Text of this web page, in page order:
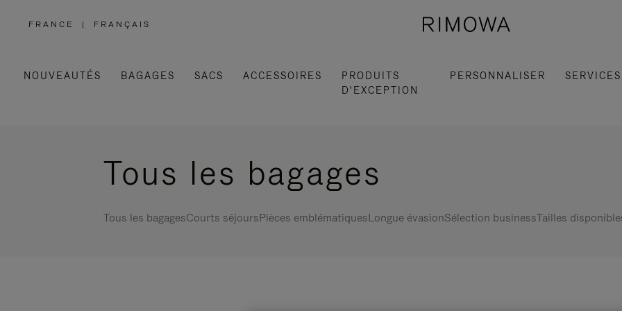
FRANCE
,
| FRANÇAIS
NOUVEAUTÉS BAGAGES SACS ACCESSOIRES
PRODUITS
D'EXCEPTION
PERSONNALISER SERVICES
Tous les bagages
Tous les bagagesCourts séjoursPièces emblématiquesLongue évasionSélection businessTailles